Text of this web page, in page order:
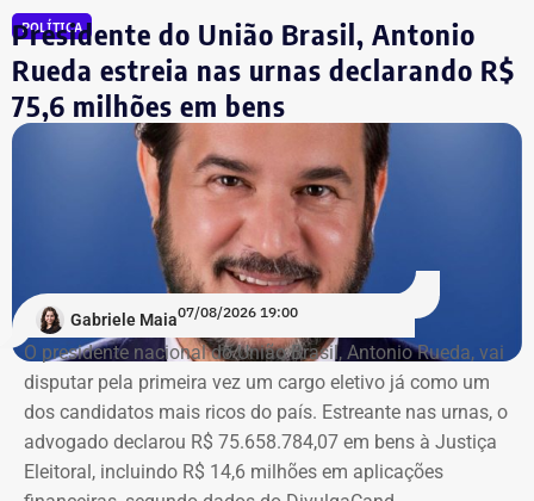
Fábio Silva foi eleito deputado estadual em 2018 e
reeleito em 2022. Ele busca mais uma reeleição para a
Assembleia Legislativa do Rio (Alerj).
POLÍTICA
Presidente do União Brasil, Antonio
Rueda estreia nas urnas declarando R$
75,6 milhões em bens
Gabriele Maia07/08/2026 19:00
O presidente nacional do União Brasil, Antonio Rueda, vai
disputar pela primeira vez um cargo eletivo já como um
dos candidatos mais ricos do país. Estreante nas urnas, o
advogado declarou R$ 75.658.784,07 em bens à Justiça
Eleitoral, incluindo R$ 14,6 milhões em aplicações